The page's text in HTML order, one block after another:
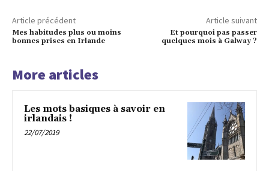
Article précédent
Mes habitudes plus ou moins
bonnes prises en Irlande
Article suivant
Et pourquoi pas passer
quelques mois à Galway ?
More articles
Les mots basiques à savoir en
irlandais !
22/07/2019